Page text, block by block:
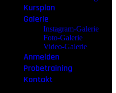
Kursplan
Galerie
Instagram-Galerie
Foto-Galerie
Video-Galerie
Anmelden
Probetraining
Kontakt